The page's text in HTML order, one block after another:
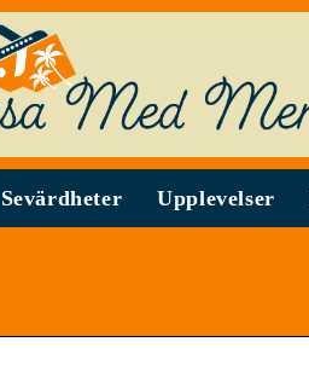
Sevärdheter Upplevelser